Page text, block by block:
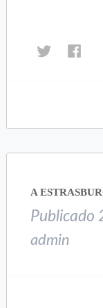
Haz
clic
Twitter
abre
una
nueva)
A
Publicado
admin